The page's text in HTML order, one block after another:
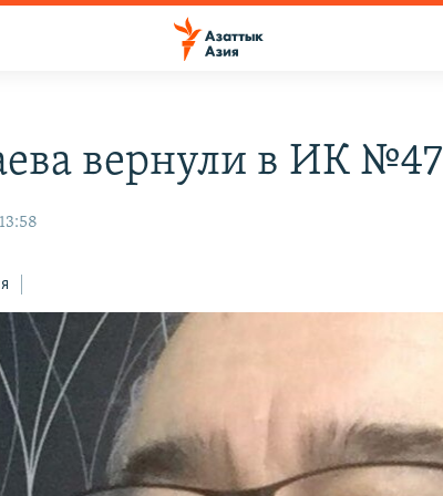
вернули в ИК №47